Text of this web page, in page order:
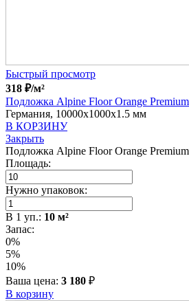
Быстрый просмотр
318 ₽/м²
Подложка Alpine Floor Orange
Германия, 10000x1000x1.5 мм
В КОРЗИНУ
Закрыть
Подложка Alpine Floor Orange
Площадь:
Нужно упаковок:
В 1 уп.: 10 м²
Запас:
0%
5%
10%
Ваша цена: 3 180 ₽
В корзину